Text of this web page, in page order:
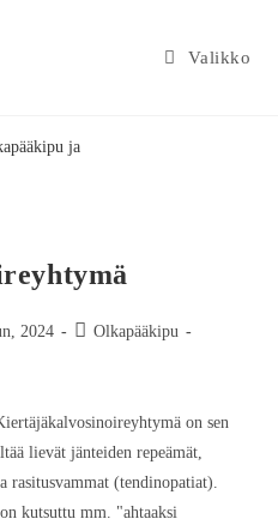
Valikko
2024
Olkapääkipu
on sen
lievät jänteiden repeämät,
rasitusvammat (tendinopatiat).
kutsuttu mm. "ahtaaksi